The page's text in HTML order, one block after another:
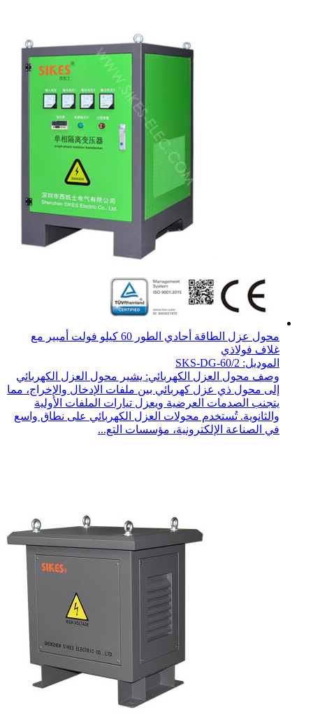
محول عزل الطاقة أحادي الطور 60 كيلو فولت أمبير مع
غلاف فولاذي
الموديل: SKS-DG-60/2
وصف محول العزل الكهربائي: يشير محول العزل الكهربائي
إلى محول ذي عزل كهربائي بين ملفات الإدخال والإخراج، مما
يتجنب الصدمات العرضية ويعزل تيارات الملفات الأولية
والثانوية. تُستخدم محولات العزل الكهربائي على نطاق واسع
في الصناعة الإلكترونية، مؤسسات التع...